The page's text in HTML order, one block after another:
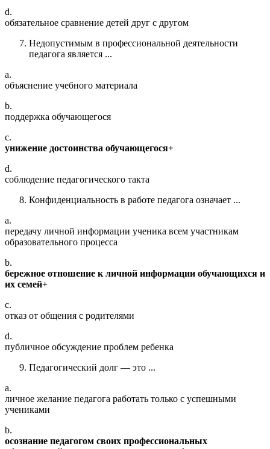
d.
обязательное сравнение детей друг с другом
Недопустимым в профессиональной деятельности
педагога является ...
a.
объяснение учебного материала
b.
поддержка обучающегося
c.
унижение достоинства обучающегося+
d.
соблюдение педагогического такта
Конфиденциальность в работе педагога означает ...
a.
передачу личной информации ученика всем участникам
образовательного процесса
b.
бережное отношение к личной информации обучающихся и
их семей+
c.
отказ от общения с родителями
d.
публичное обсуждение проблем ребенка
Педагогический долг — это ...
a.
личное желание педагога работать только с успешными
учениками
b.
осознание педагогом своих профессиональных